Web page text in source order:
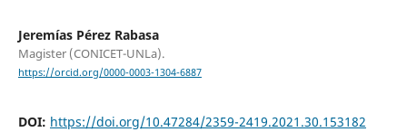
Jeremías Pérez Rabasa
Magister (CONICET-UNLa).
https://orcid.org/0000-0003-1304-6887
DOI: https://doi.org/10.47284/2359-2419.2021.30.153182